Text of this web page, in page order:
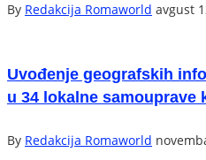
By Redakcija Romaworld avgust
Uvođenje geografskih
u 34 lokalne samouprave
By Redakcija Romaworld